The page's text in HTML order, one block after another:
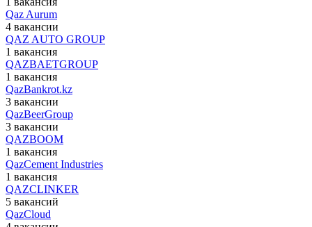
Qaz Aurum
4 вакансии
QAZ AUTO GROUP
1 вакансия
QAZBAETGROUP
1 вакансия
QazBankrot.kz
3 вакансии
QazBeerGroup
3 вакансии
QAZBOOM
1 вакансия
QazCement Industries
1 вакансия
QAZCLINKER
5 вакансий
QazCloud